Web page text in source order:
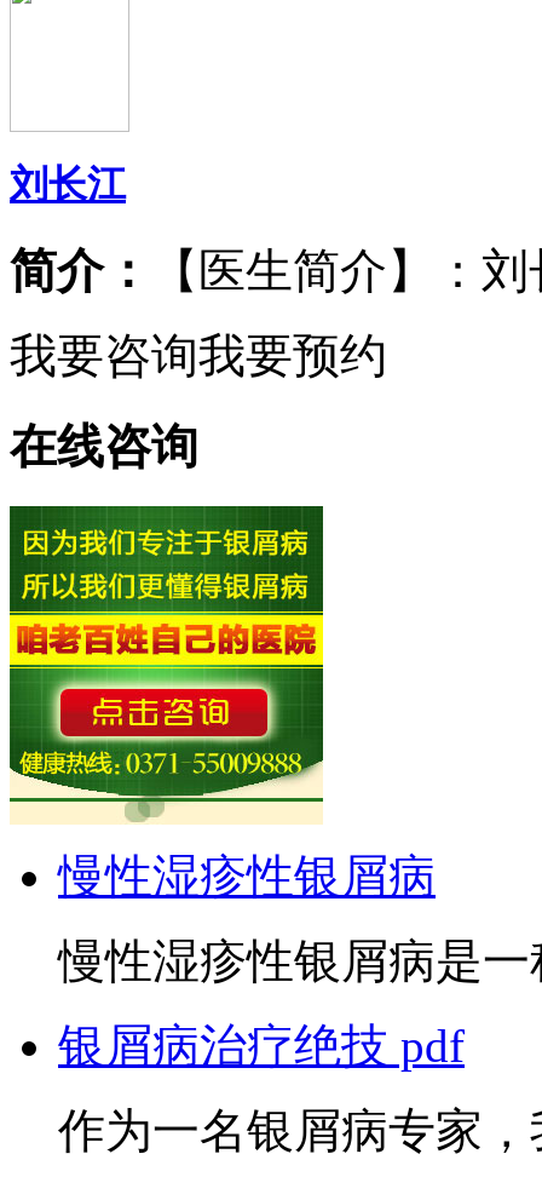
刘长江
简介：
【医生简介】：
我要咨询我要预约
在线咨询
慢性湿疹性银屑病
慢性湿疹性银屑病是
银屑病治疗绝技 pdf
作为一名银屑病专家